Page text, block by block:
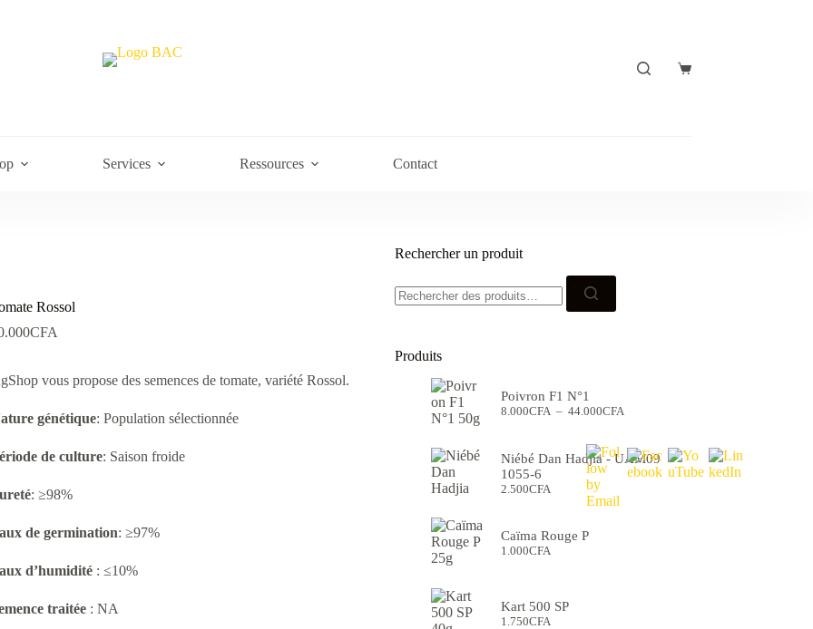
Panier
Services Ressources Contact
Rossol
CFA
vous propose des semences de tomate, variété Rossol.
génétique: Population sélectionnée
de culture: Saison froide
: ≥98%
de germination: ≥97%
d’humidité : ≤10%
traitée : NA
Rechercher un produit
pour :
Produits
Poivron F1 N°1
8.000CFA – 44.000CFA
8.000CFA
à
Niébé Dan Hadjia - UAM09
1055-6
2.500CFA
Caïma Rouge P
1.000CFA
Kart 500 SP
1.750CFA